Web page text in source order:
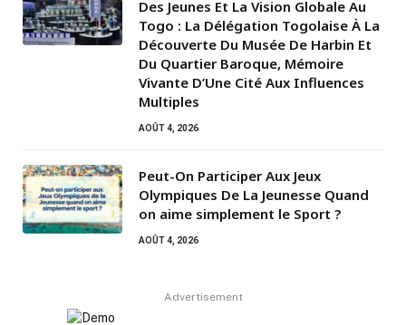
Des Jeunes Et La Vision Globale Au
Togo : La Délégation Togolaise À La
Découverte Du Musée De Harbin Et
Du Quartier Baroque, Mémoire
Vivante D’Une Cité Aux Influences
Multiples
AOÛT 4, 2026
Peut-On Participer Aux Jeux
Olympiques De La Jeunesse Quand
on aime simplement le Sport ?
AOÛT 4, 2026
Advertisement